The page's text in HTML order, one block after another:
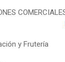
y Frutería